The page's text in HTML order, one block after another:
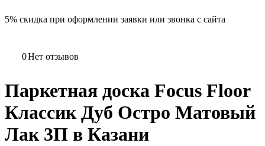
5% скидка при оформлении заявки или звонка с сайта
0Нет отзывов
Паркетная доска Focus Floor
Классик Дуб Остро Матовый
Лак 3П в Казани